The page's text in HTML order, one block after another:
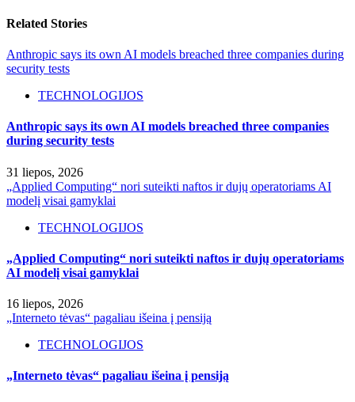
Related Stories
Anthropic says its own AI models breached three companies during
security tests
TECHNOLOGIJOS
Anthropic says its own AI models breached three companies
during security tests
31 liepos, 2026
„Applied Computing“ nori suteikti naftos ir dujų operatoriams AI
modelį visai gamyklai
TECHNOLOGIJOS
„Applied Computing“ nori suteikti naftos ir dujų operatoriams
AI modelį visai gamyklai
16 liepos, 2026
„Interneto tėvas“ pagaliau išeina į pensiją
TECHNOLOGIJOS
„Interneto tėvas“ pagaliau išeina į pensiją